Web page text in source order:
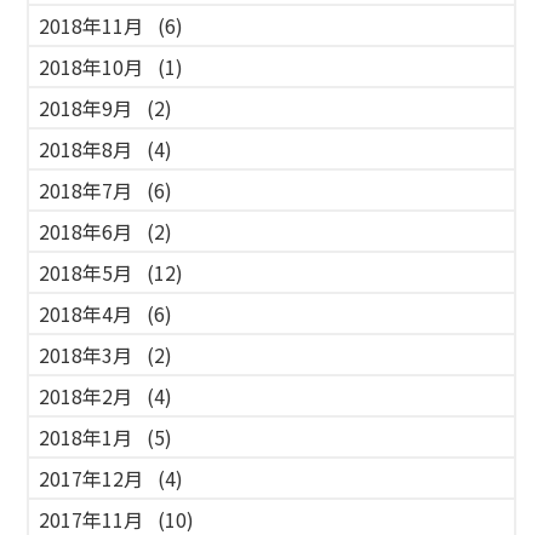
2018年11月
(6)
2018年10月
(1)
2018年9月
(2)
2018年8月
(4)
2018年7月
(6)
2018年6月
(2)
2018年5月
(12)
2018年4月
(6)
2018年3月
(2)
2018年2月
(4)
2018年1月
(5)
2017年12月
(4)
2017年11月
(10)